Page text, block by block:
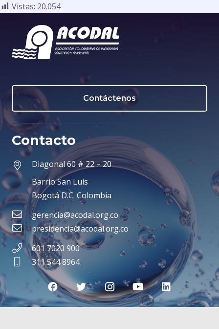
Vistas: 20.054
Contáctenos
Contacto
Diagonal 60 # 22 – 20
Barrio San Luis
Bogotá D.C. Colombia
gerencia@acodal.org.co
presidencia@acodal.org.co
601 7020 900
311 544 8964